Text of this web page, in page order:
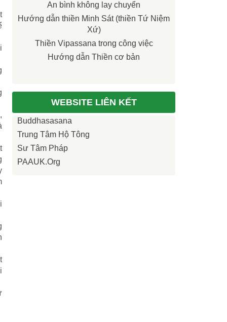
An bình không lay chuyển
Hướng dẫn thiền Minh Sát (thiền Tứ Niệm
Xứ)
Thiền Vipassana trong công việc
Hướng dẫn Thiền cơ bản
WEBSITE LIÊN KẾT
Buddhasasana
Trung Tâm Hộ Tông
Sư Tâm Pháp
PAAUK.org